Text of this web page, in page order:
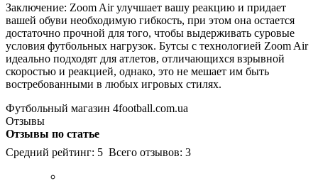
Заключение: Zoom Air улучшает вашу реакцию и придает
вашей обуви необходимую гибкость, при этом она остается
достаточно прочной для того, чтобы выдерживать суровые
условия футбольных нагрузок. Бутсы с технологией Zoom Air
идеально подходят для атлетов, отличающихся взрывной
скоростью и реакцией, однако, это не мешает им быть
востребованными в любых игровых стилях.
Футбольный магазин 4football.com.ua
Отзывы
Отзывы по статье
Средний рейтинг: 5 Всего отзывов: 3